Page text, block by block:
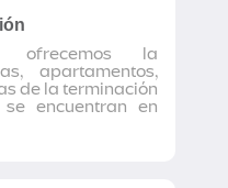
ofrecemos la
apartamentos,
de la terminación
encuentran en